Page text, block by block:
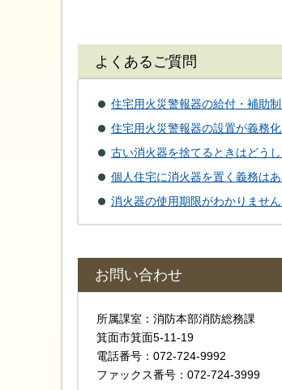
よくあるご質問
住宅用火災警報器の給付・補助制
住宅用火災警報器の設置が義務
古い消火器を捨てるときはどうし
個人住宅に消火器を置く義務はあ
消火器の使用期限がわかりませ
お問い合わせ
所属課室：消防本部消防総務課
箕面市箕面5-11-19
電話番号：072-724-9992
ファックス番号：072-724-3999